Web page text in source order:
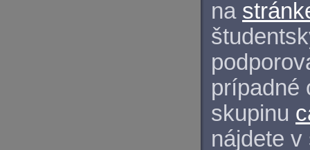
na
prípadné
skupinu
nájdete